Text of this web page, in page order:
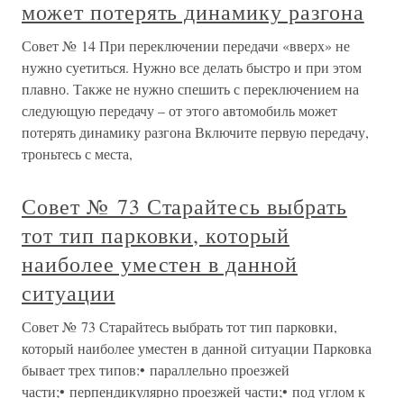
может потерять динамику разгона
Совет № 14 При переключении передачи «вверх» не
нужно суетиться. Нужно все делать быстро и при этом
плавно. Также не нужно спешить с переключением на
следующую передачу – от этого автомобиль может
потерять динамику разгона Включите первую передачу,
троньтесь с места,
Совет № 73 Старайтесь выбрать
тот тип парковки, который
наиболее уместен в данной
ситуации
Совет № 73 Старайтесь выбрать тот тип парковки,
который наиболее уместен в данной ситуации Парковка
бывает трех типов:• параллельно проезжей
части;• перпендикулярно проезжей части;• под углом к